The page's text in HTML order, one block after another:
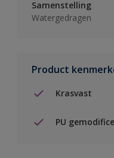
Samenstelling
Watergedragen
Product
Krasvast
PU